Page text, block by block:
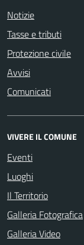
Notizie
Tasse e tributi
Protezione civile
Avvisi
Comunicati
VIVERE IL COMUNE
Eventi
Luoghi
Il Territorio
Galleria Fotografica
Galleria Video